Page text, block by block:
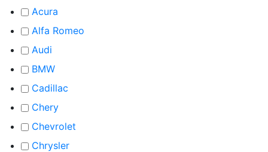
Acura
Alfa Romeo
Audi
BMW
Cadillac
Chery
Chevrolet
Chrysler